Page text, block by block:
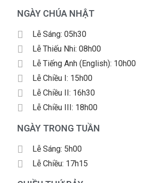
NGÀY CHÚA NHẬT
Lễ Sáng: 05h30
Lễ Thiếu Nhi: 08h00
Lễ Tiếng Anh (English): 10h00
Lễ Chiều I: 15h00
Lễ Chiều II: 16h30
Lễ Chiều III: 18h00
NGÀY TRONG TUẦN
Lễ Sáng: 5h00
Lễ Chiều: 17h15